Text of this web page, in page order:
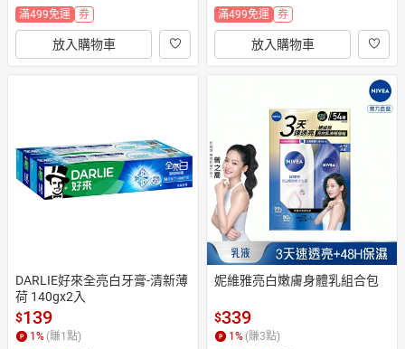
滿499免運
券
放入購物車
滿499免運
券
放入購物車
DARLIE好來全亮白牙膏-清新薄
荷 140gx2入
$139
1 % (賺1 點)
妮維雅亮白嫩膚身體乳組合包
$339
1 % (賺3點)